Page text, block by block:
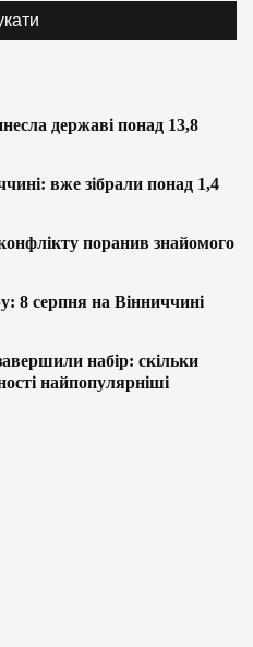
державі понад 13,8
вже зібрали понад 1,4
поранив знайомого
8 серпня на Вінниччині
набір: скільки
найпопулярніші